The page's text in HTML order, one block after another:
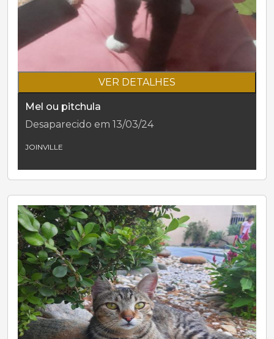
VER DETALHES
Mel ou pitchula
Desaparecido em 13/03/24
JOINVILLE